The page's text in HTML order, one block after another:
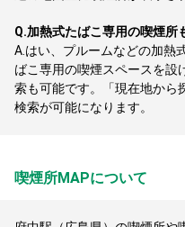
Q.加熱式たばこ専用の喫煙所
A. はい、プルームなどの加熱
ばこ専用の喫煙スペースを設
索も可能です。「現在地から
検索が可能になります。
喫煙所MAPについて